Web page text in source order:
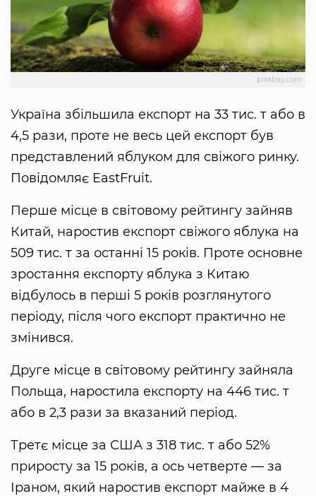
pixabay.com
Україна збільшила експорт на 33 тис. т або в
4,5 рази, проте не весь цей експорт був
представлений яблуком для свіжого ринку.
Повідомляє EastFruit.
Перше місце в світовому рейтингу зайняв
Китай, наростив експорт свіжого яблука на
509 тис. т за останні 15 років. Проте основне
зростання експорту яблука з Китаю
відбулось в перші 5 років розглянутого
періоду, після чого експорт практично не
змінився.
Друге місце в світовому рейтингу зайняла
Польща, наростила експорту на 446 тис. т
або в 2,3 рази за вказаний період.
Третє місце за США з 318 тис. т або 52%
приросту за 15 років, а ось четверте — за
Іраном, який наростив експорт майже в 4